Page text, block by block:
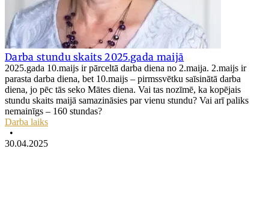
Darba stundu skaits 2025.gada maijā
2025.gada 10.maijs ir pārceltā darba diena no 2.maija. 2.maijs ir
parasta darba diena, bet 10.maijs – pirmssvētku saīsinātā darba
diena, jo pēc tās seko Mātes diena. Vai tas nozīmē, ka kopējais
stundu skaits maijā samazināsies par vienu stundu? Vai arī paliks
nemainīgs – 160 stundas?
Darba laiks
•
30.04.2025